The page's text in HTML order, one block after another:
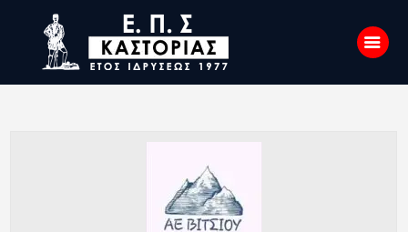
Επικοινωνία